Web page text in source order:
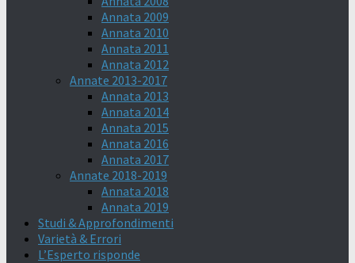
Annata 2009
Annata 2010
Annata 2011
Annata 2012
Annate 2013-2017
Annata 2013
Annata 2014
Annata 2015
Annata 2016
Annata 2017
Annate 2018-2019
Annata 2018
Annata 2019
Studi & Approfondimenti
Varietà & Errori
L’Esperto risponde